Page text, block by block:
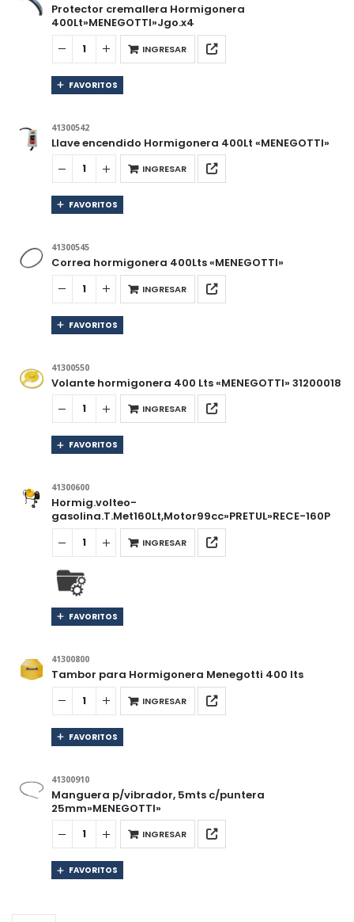
Protector cremallera Hormigonera
400Lt»MENEGOTTI»Jgo.x4
INGRESAR
FAVORITOS
41300542
Llave encendido Hormigonera 400Lt «MENEGOTTI»
INGRESAR
FAVORITOS
41300545
Correa hormigonera 400Lts «MENEGOTTI»
INGRESAR
FAVORITOS
41300550
Volante hormigonera 400 Lts «MENEGOTTI» 31200018
INGRESAR
FAVORITOS
41300600
Hormig.volteo-
gasolina.T.Met160Lt,Motor99cc»PRETUL»RECE-160P
INGRESAR
FAVORITOS
41300800
Tambor para Hormigonera Menegotti 400 lts
INGRESAR
FAVORITOS
41300910
Manguera p/vibrador, 5mts c/puntera
25mm»MENEGOTTI»
INGRESAR
FAVORITOS